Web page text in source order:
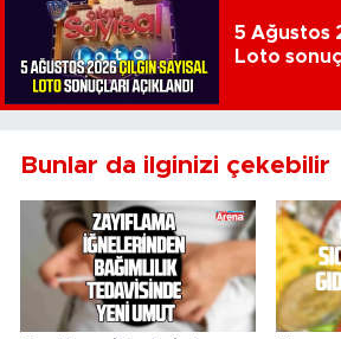
5 Ağustos
Loto
Bunlar da ilginizi çekebilir